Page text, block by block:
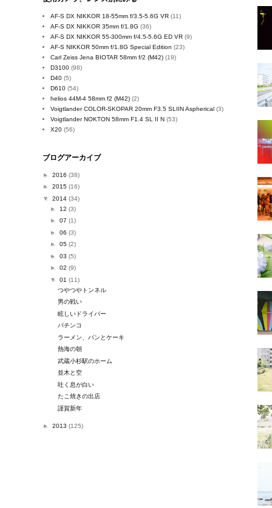
AF-S DX NIKKOR 18-55mm f/3.5-5.6G VR (11)
AF-S DX NIKKOR 35mm f/1.8G (36)
AF-S DX NIKKOR 55-300mm f/4.5-5.6G ED VR (9)
AF-S NIKKOR 50mm f/1.8G Special Edition (23)
Carl Zeiss Jena BIOTAR 58mm f/2 (M42) (19)
D3100 (98)
D40 (5)
D610 (54)
helios 44M-4 58mm f2 (M42) (2)
Voigtlander COLOR-SKOPAR 20mm F3.5 SLIIN Aspherical (3)
Voigtlander NOKTON 58mm F1.4 SL II N (53)
X20 (56)
ブログアーカイブ
► 2016 (38)
► 2015 (16)
▼ 2014 (34)
► 12 (3)
► 07 (1)
► 06 (3)
► 05 (2)
► 03 (5)
► 02 (9)
▼ 01 (11)
つやつやトンネル
男の戦い
眩しいドライバー
パチンコ
ラーメン、パンとケーキ
熱海の朝
武蔵小杉駅のホーム
並木と空
吐く息が白い
たこ焼きの出店
謹賀新年
► 2013 (125)